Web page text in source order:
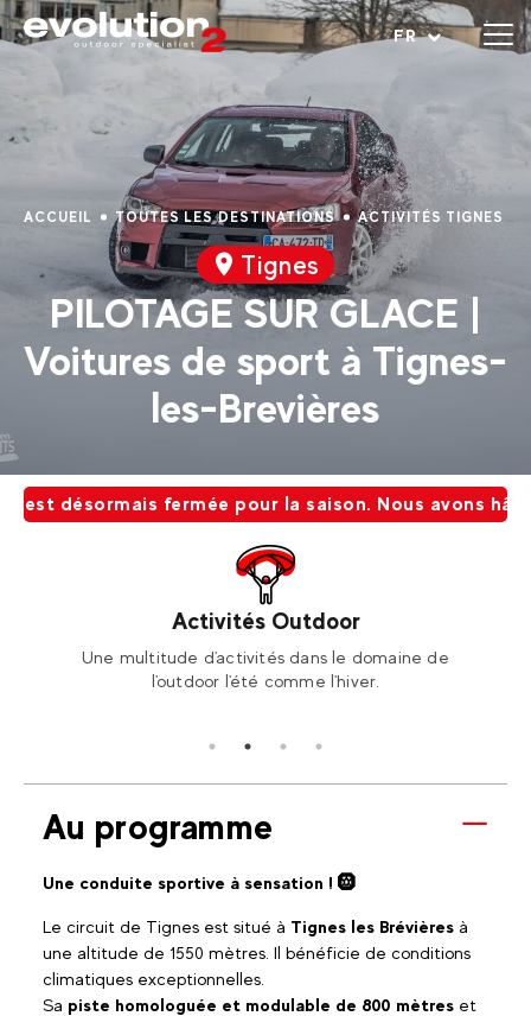
FR
Ouvrir le menu
ACCUEIL TOUTES LES DESTINATIONS ACTIVITÉS TIGNES
Tignes
PILOTAGE SUR GLACE |
Voitures de sport à Tignes-
les-Brevières
fermée pour la saison. Nous avons hâte de
Activités Outdoor
Une multitude d'activités dans le domaine de
l'outdoor l'été comme l'hiver.
Au programme
Une conduite sportive à sensation ! 🛞
Le circuit de Tignes est situé à Tignes les Brévières à
une altitude de 1550 mètres. Il bénéficie de conditions
climatiques exceptionnelles.
Sa piste homologuée et modulable de 800 mètres et